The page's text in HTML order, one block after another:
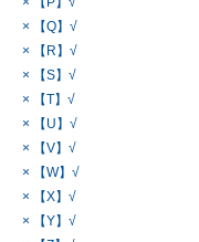
× 【Q】√
× 【R】√
× 【S】√
× 【T】√
× 【U】√
× 【V】√
× 【W】√
× 【X】√
× 【Y】√